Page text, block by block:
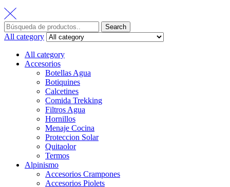
Search
All category
All category
Accesorios
Botellas Agua
Botiquines
Calcetines
Comida Trekking
Filtros Agua
Hornillos
Menaje Cocina
Proteccion Solar
Quitaolor
Termos
Alpinismo
Accesorios Crampones
Accesorios Piolets